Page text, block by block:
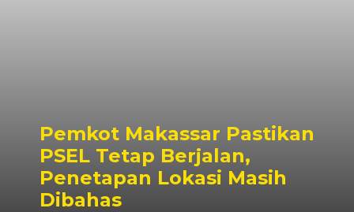
Pemkot Makassar Pastikan
PSEL Tetap Berjalan,
Penetapan Lokasi Masih
Dibahas